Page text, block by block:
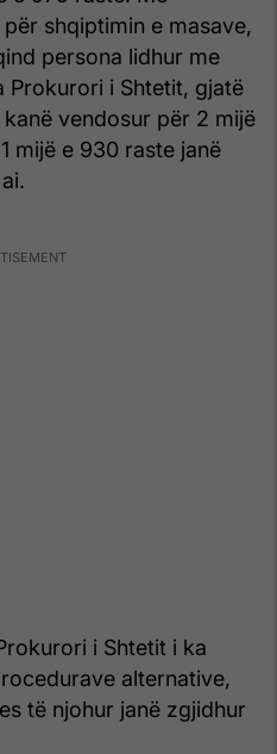
shqiptimin e masave,
persona lidhur me
Prokurori i Shtetit, gjatë
vendosur për 2 mijë
mijë e 930 raste janë
i Shtetit i ka
alternative,
të njohur janë zgjidhur